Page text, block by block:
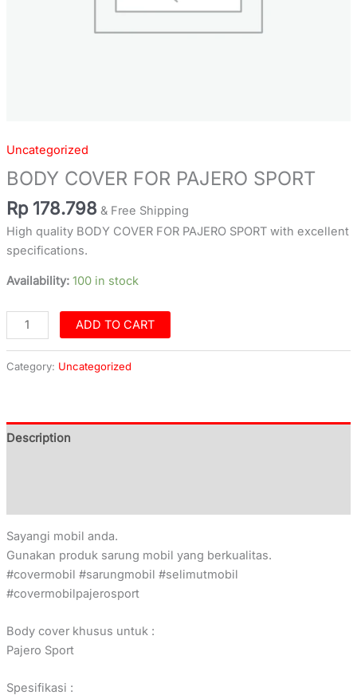
Uncategorized
BODY COVER FOR PAJERO SPORT
Rp 178.798 & Free Shipping
High quality BODY COVER FOR PAJERO SPORT with excellent
specifications.
Availability: 100 in stock
ADD TO CART
Category: Uncategorized
Description
Sayangi mobil anda.
Gunakan produk sarung mobil yang berkualitas.
#covermobil #sarungmobil #selimutmobil
#covermobilpajerosport
Body cover khusus untuk :
Pajero Sport
Spesifikasi :